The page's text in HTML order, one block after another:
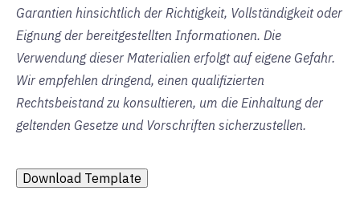
Garantien hinsichtlich der Richtigkeit, Vollständigkeit oder
Eignung der bereitgestellten Informationen. Die
Verwendung dieser Materialien erfolgt auf eigene Gefahr.
Wir empfehlen dringend, einen qualifizierten
Rechtsbeistand zu konsultieren, um die Einhaltung der
geltenden Gesetze und Vorschriften sicherzustellen.
Download Template